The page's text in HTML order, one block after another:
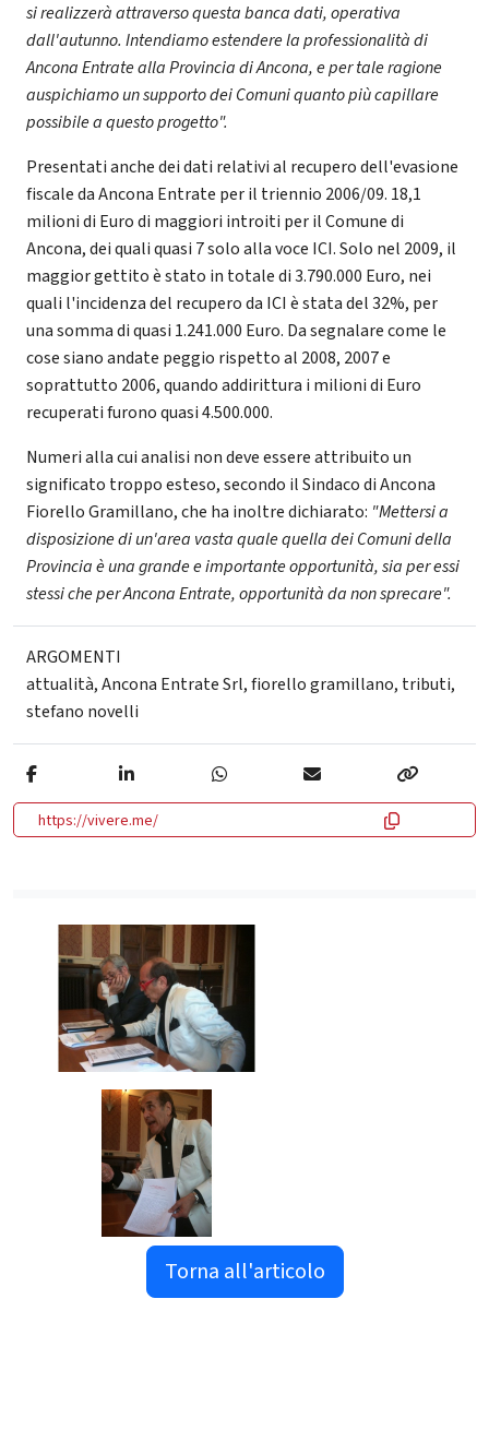
si realizzerà attraverso questa banca dati, operativa
dall'autunno. Intendiamo estendere la professionalità di
Ancona Entrate alla Provincia di Ancona, e per tale ragione
auspichiamo un supporto dei Comuni quanto più capillare
possibile a questo progetto".
Presentati anche dei dati relativi al recupero dell'evasione
fiscale da Ancona Entrate per il triennio 2006/09. 18,1
milioni di Euro di maggiori introiti per il Comune di
Ancona, dei quali quasi 7 solo alla voce ICI. Solo nel 2009, il
maggior gettito è stato in totale di 3.790.000 Euro, nei
quali l'incidenza del recupero da ICI è stata del 32%, per
una somma di quasi 1.241.000 Euro. Da segnalare come le
cose siano andate peggio rispetto al 2008, 2007 e
soprattutto 2006, quando addirittura i milioni di Euro
recuperati furono quasi 4.500.000.
Numeri alla cui analisi non deve essere attribuito un
significato troppo esteso, secondo il Sindaco di Ancona
Fiorello Gramillano, che ha inoltre dichiarato: "Mettersi a
disposizione di un'area vasta quale quella dei Comuni della
Provincia è una grande e importante opportunità, sia per essi
stessi che per Ancona Entrate, opportunità da non sprecare".
ARGOMENTI
attualità,Ancona Entrate Srl,fiorello gramillano, tributi,
stefano novelli
https://vivere.me/
Torna all'articolo